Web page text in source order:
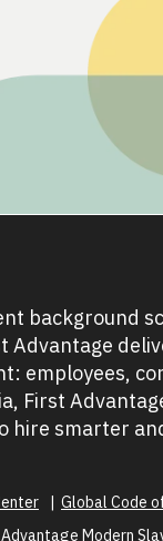
background
employees,
First
hire smarter
Global Code
Modern